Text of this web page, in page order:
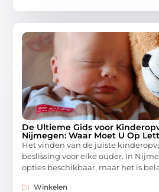
De Ultieme Gids voor
Nijmegen: Waar Moet U Op
Het vinden van de juiste
beslissing voor elke ouder. In
opties beschikbaar, maar het is
Winkelen